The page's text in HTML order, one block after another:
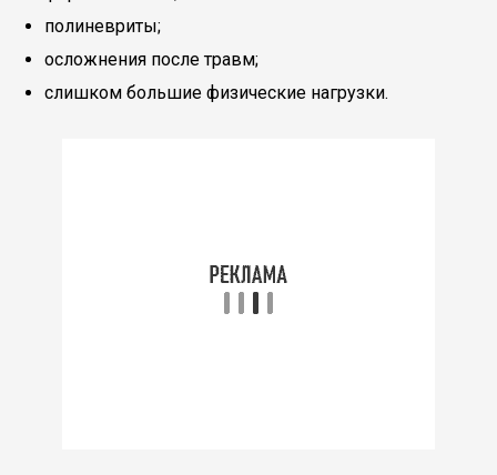
полиневриты;
осложнения после травм;
слишком большие физические нагрузки.